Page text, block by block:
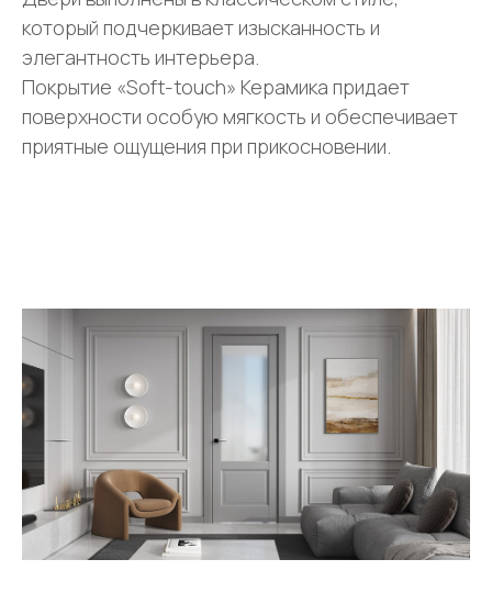
который подчеркивает изысканность и
элегантность интерьера.
Покрытие «Soft-touch» Керамика придает
поверхности особую мягкость и обеспечивает
приятные ощущения при прикосновении.